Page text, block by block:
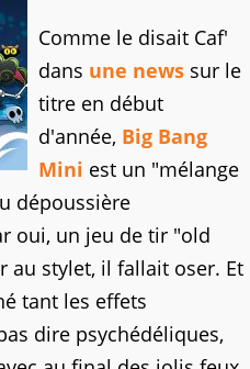
Comme le disait Caf'
dans une news sur le
titre en début
d'année, Big Bang
Mini est un "mélange
dépoussière
oui, un jeu de tir "old
au stylet, il fallait oser. Et
tant les effets
dire psychédéliques,